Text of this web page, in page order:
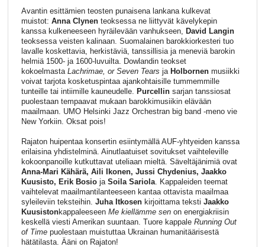
Avantin esittämien teosten punaisena lankana kulkevat
muistot: Anna Clynenteoksessa ne liittyvät kävelykepin
kanssa kulkeneeseen hyräilevään vanhukseen, David Langin
teoksessa veisten kalinaan. Suomalainen barokkiorkesteri tuo
lavalle koskettavia, herkistäviä, tanssillisia ja meneviä barokin
helmiä 1500- ja 1600-luvuilta. Dowlandin teokset
kokoelmasta Lachrimae, or Seven Tears ja Holbornenmusiikki
voivat tarjota kosketuspintaa ajankohtaisille tummemmille
tunteille tai intiimille kauneudelle. Purcellinsarjan tanssiosat
puolestaan tempaavat mukaan barokkimusiikin elävään
maailmaan. UMO Helsinki Jazz Orchestran big band -meno vie
New Yorkiin. Oksat pois!
Rajaton huipentaa konsertin esiintymällä AUF-yhtyeiden kanssa
erilaisina yhdistelminä. Ainutlaatuiset sovitukset vaihteleville
kokoonpanoille kutkuttavat uteliaan mieltä. Säveltäjänimiä ovat
Anna-Mari Kähärä, Aili Ikonen, Jussi Chydenius, Jaakko
Kuusisto, Erik Bosio jaSoila Sariola. Kappaleiden teemat
vaihtelevat maailmantilanteeseen kantaa ottavista maailmaa
syleileviin teksteihin. Juha Itkosenkirjoittama teksti Jaakko
Kuusistonkappaleeseen Me kiellämme senon energiakriisin
keskellä viesti Amerikan suuntaan. Tuore kappale Running Out
of Timepuolestaan muistuttaa Ukrainan humanitäärisestä
hätätilasta. Ääni on Rajaton!